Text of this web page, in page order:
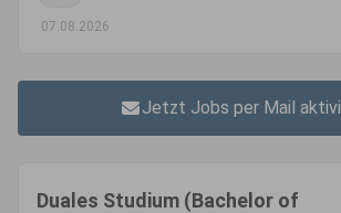
07.08.2026
Jetzt Jobs per Mail
Duales Studium (Bachelor of